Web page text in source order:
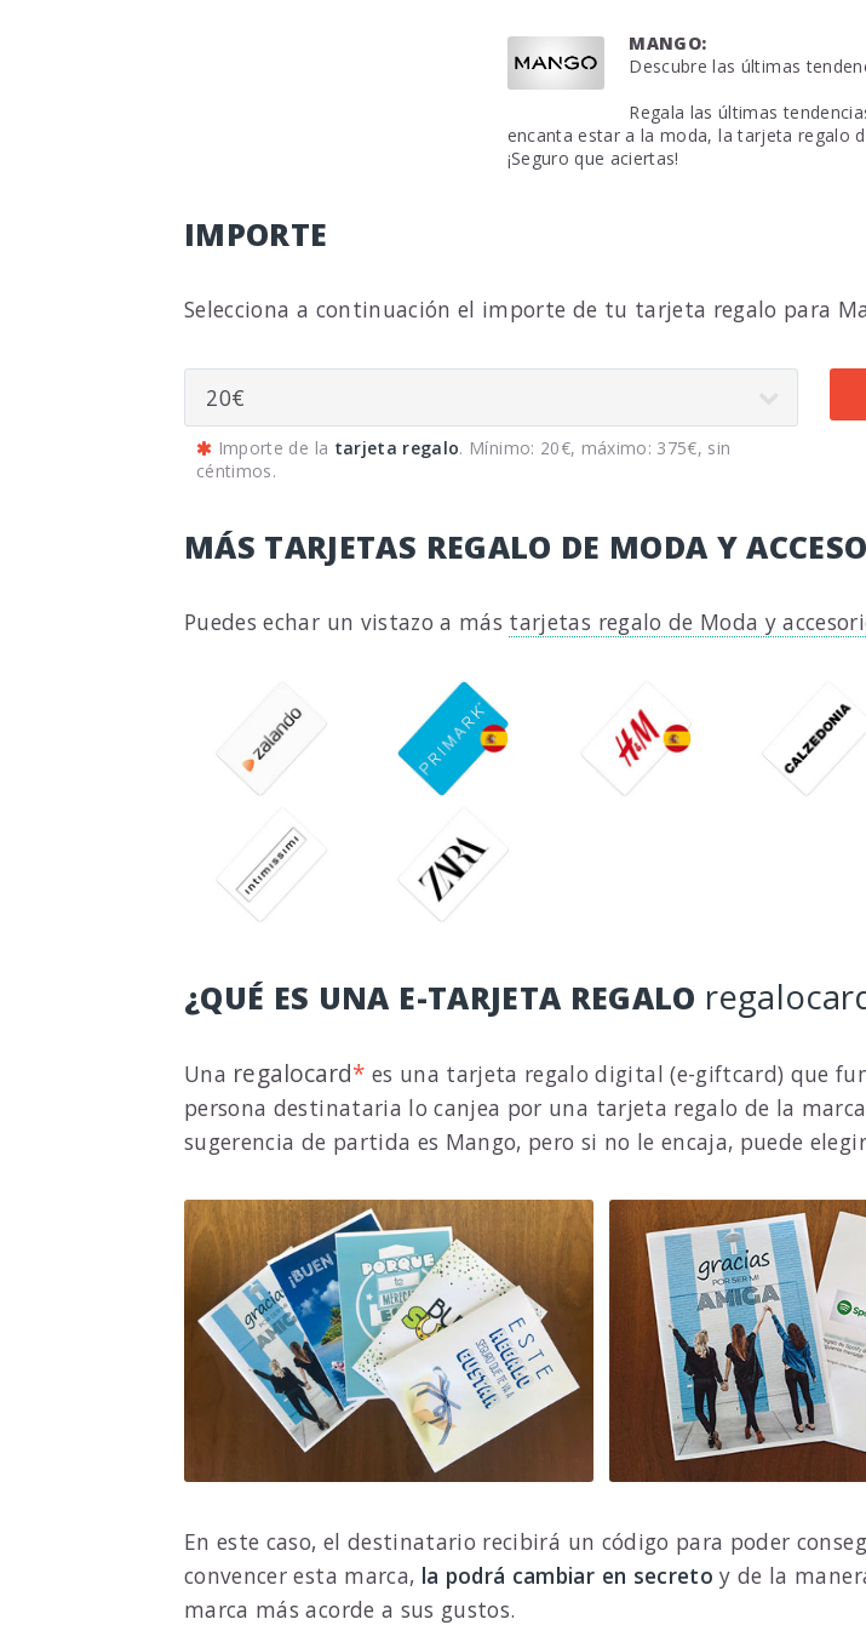
MANGO:
Descubre las últimas
Regala las últimas
encanta estar a la moda, la tarjeta regalo
¡Seguro que aciertas!
IMPORTE
Selecciona a continuación el importe de tu tarjeta regalo para
Importe de la tarjeta regalo. Mínimo: 20€, máximo: 375€, sin
céntimos.
MÁS TARJETAS REGALO DE MODA Y
Puedes echar un vistazo a más tarjetas regalo de Moda y
¿QUÉ ES UNA E-TARJETA REGALO
Una regalocard* es una tarjeta regalo digital (e-giftcard) que
persona destinataria lo canjea por una tarjeta regalo de la
sugerencia de partida es Mango, pero si no le encaja, puede
En este caso, el destinatario recibirá un código para poder
convencer esta marca, la podrá cambiar en secreto y de la
marca más acorde a sus gustos.